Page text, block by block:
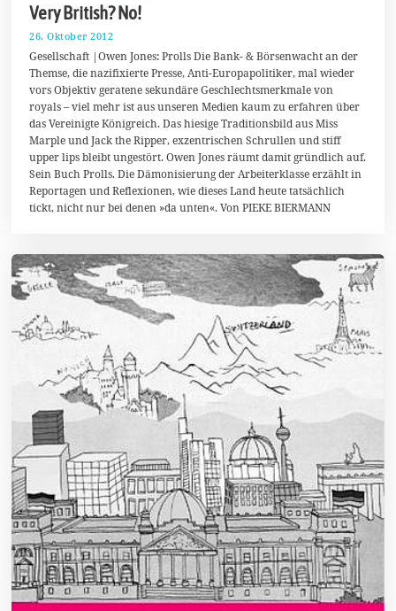
Very British? No!
26. Oktober 2012
.
M
ä
r
2
0
1
4
Gesellschaft |Owen Jones: Prolls Die Bank- & Börsenwacht an der
Themse, die nazifixierte Presse, Anti-Europapolitiker, mal wieder
vors Objektiv geratene sekundäre Geschlechtsmerkmale von
royals – viel mehr ist aus unseren Medien kaum zu erfahren über
das Vereinigte Königreich. Das hiesige Traditionsbild aus Miss
Marple und Jack the Ripper, exzentrischen Schrullen und stiff
upper lips bleibt ungestört. Owen Jones räumt damit gründlich auf.
Sein Buch Prolls. Die Dämonisierung der Arbeiterklasse erzählt in
Reportagen und Reflexionen, wie dieses Land heute tatsächlich
tickt, nicht nur bei denen »da unten«. Von PIEKE BIERMANN